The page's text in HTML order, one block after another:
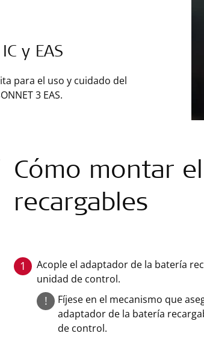
y EAS
para el uso y cuidado del
3 EAS.
Cómo montar
recargables
1
Acople el adaptador de la batería
unidad de control.
!
Fíjese en el mecanismo que
adaptador de la batería
de control.